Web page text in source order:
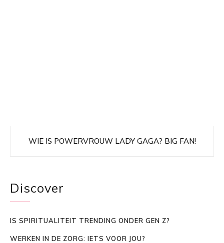
WIE IS POWERVROUW LADY GAGA? BIG FAN!
Discover
IS SPIRITUALITEIT TRENDING ONDER GEN Z?
WERKEN IN DE ZORG: IETS VOOR JOU?